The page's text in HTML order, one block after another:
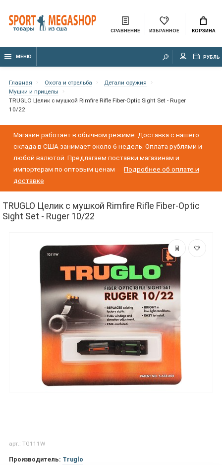
СРАВНЕНИЕ ИЗБРАННОЕ КОРЗИНА
МЕНЮ РУБЛЬ
Главная Охота и стрельба
Детали оружия
Мушки и прицелы
TRUGLO Целик с мушкой Rimfire Rifle Fiber-Optic Sight Set - Ruger
10/22
Магазин работает в обычном режиме. Доставка с нашего
склада в США занимает около 6 недель. Оплата рублями и
любой валютой. Предлагаем поставки магазинам и
импортерам по оптовым ценам
Подробнее об оплате и
доставке
TRUGLO Целик с мушкой Rimfire Rifle Fiber-Optic
Sight Set - Ruger 10/22
арт.: TG111W
Производитель: Truglo